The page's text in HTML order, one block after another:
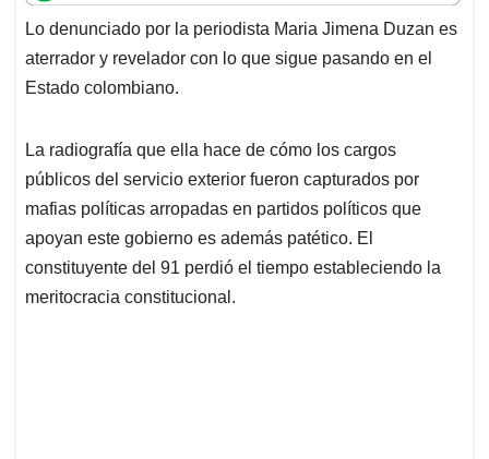
t
s
A
p
e
b
o
o
k
e
d
I
i
l
e
a
d
Lo denunciado por la periodista Maria Jimena Duzan es
aterrador y revelador con lo que sigue pasando en el
Estado colombiano.
La radiografía que ella hace de cómo los cargos
públicos del servicio exterior fueron capturados por
mafias políticas arropadas en partidos políticos que
apoyan este gobierno es además patético. El
constituyente del 91 perdió el tiempo estableciendo la
meritocracia constitucional.